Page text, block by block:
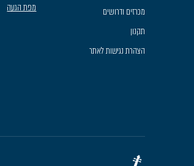
מכרזים ודרושים
תקנון
הצהרת נגישות לאתר
מפת הגעה